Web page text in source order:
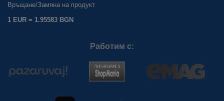
Връщане/Замяна на продукт
1 EUR = 1.95583 BGN
Работим с: